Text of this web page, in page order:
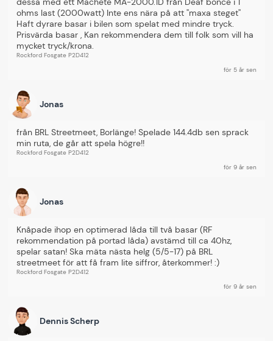
Den här produkten har inga recensioner.
ohms last (2000watt) Inte ens nära på att ''maxa steget''
Haft dyrare basar i bilen som spelat med mindre tryck.
Prisvärda basar , Kan rekommendera dem till folk som vill ha
mycket tryck/krona.
Rockford Fosgate P2D412
för 5 år sen
Jonas
från BRL Streetmeet, Borlänge! Spelade 144.4db sen sprack
min ruta, de går att spela högre!!
Rockford Fosgate P2D412
för 9 år sen
Jonas
Knåpade ihop en optimerad låda till två basar (RF
rekommendation på portad låda) avstämd till ca 40hz,
spelar satan! Ska mäta nästa helg (5/5-17) på BRL
streetmeet för att få fram lite siffror, återkommer! :)
Rockford Fosgate P2D412
för 9 år sen
Dennis Scherp